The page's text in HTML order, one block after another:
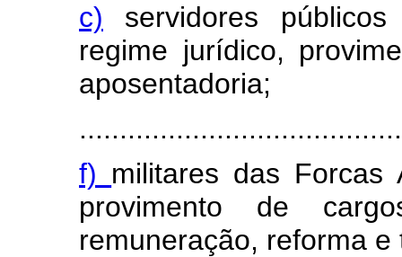
c) servidores
regime jurídico,
aposentadoria;
f) militares das Forcas
provimento de
remuneração, reforma